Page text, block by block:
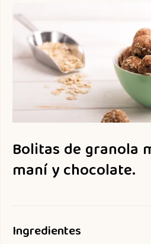
Bolitas de granola
maní y chocolate.
Ingredientes